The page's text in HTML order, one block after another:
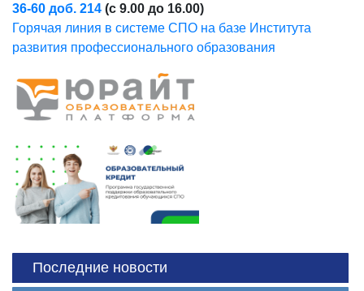
36-60 доб. 214 (с 9.00 до 16.00)
Горячая линия в системе СПО на базе Института
развития профессионального образования
Последние новости